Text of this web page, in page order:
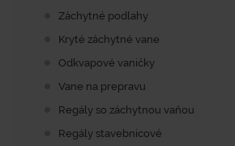
Záchytné podlahy
Kryté záchytné vane
Odkvapové vaničky
Vane na prepravu
Regály so záchytnou vaňou
Regály stavebnicové